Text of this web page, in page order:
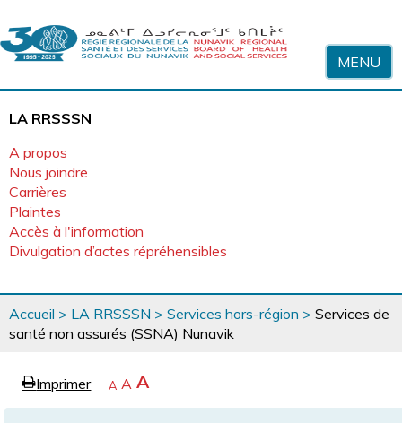
MENU
LA RRSSSN
A propos
Nous joindre
Carrières
Plaintes
Accès à l'information
Divulgation d’actes répréhensibles
Vous
êtes
ici
Accueil > LA RRSSSN > Services hors-région > Services de
santé non assurés (SSNA) Nunavik
eImprimerpageRétrécir
A Revenir
à
A Agrandir
la
A